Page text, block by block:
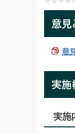
意見
意
実施
実施